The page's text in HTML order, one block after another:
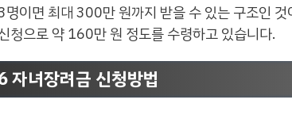
명이면 최대 300만 원까지 받을 수 있는 구조인
청으로 약 160만 원 정도를 수령하고 있습니다.
자녀장려금 신청방법